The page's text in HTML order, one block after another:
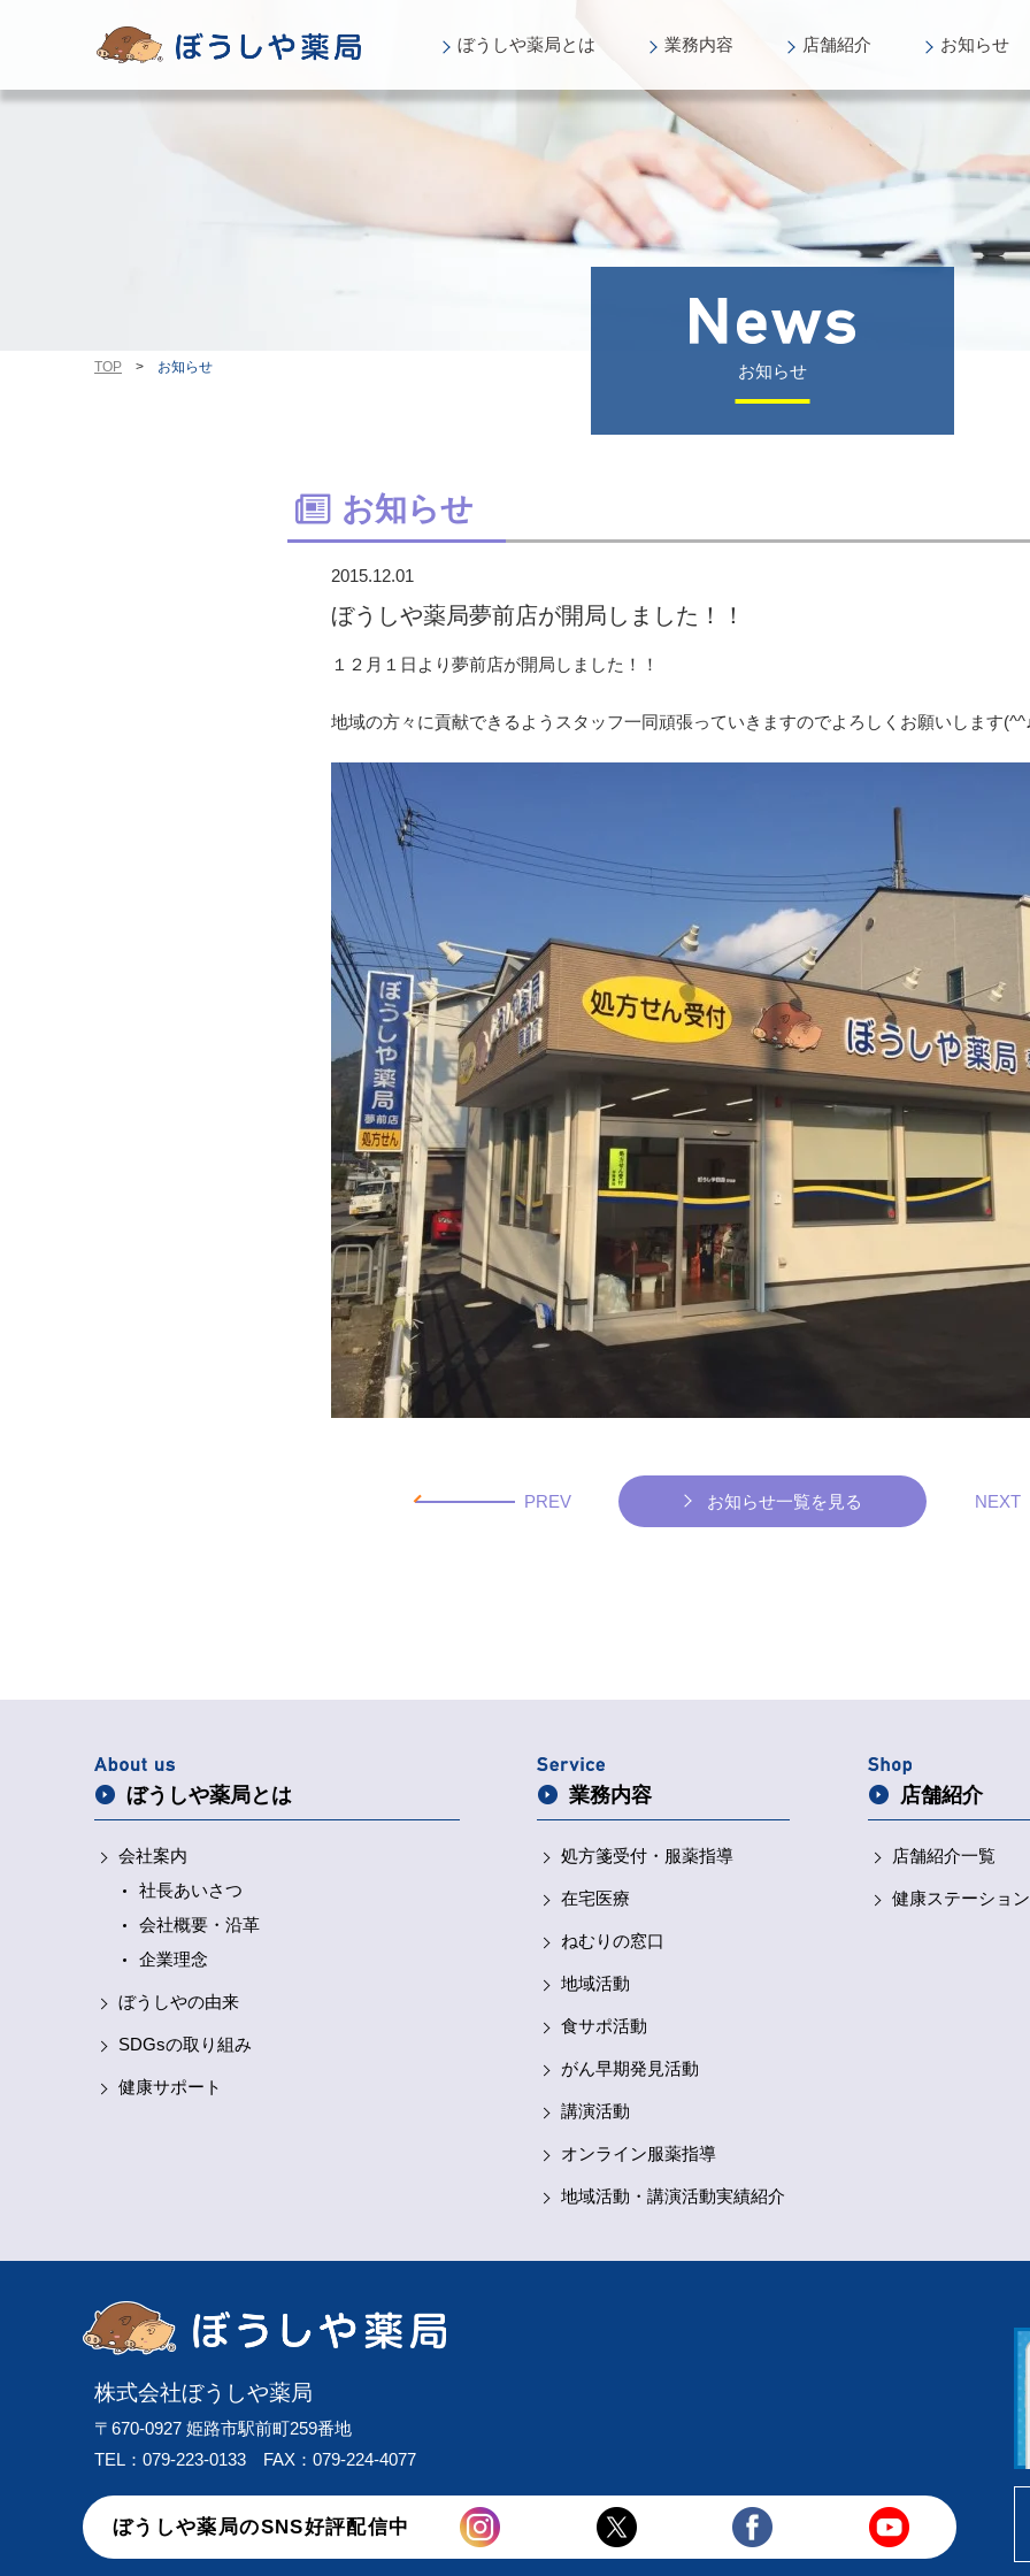
ぼうしや薬局とは 業務内容 店舗紹介 お知らせ
お知らせ
TOP > お知らせ
お知らせ
2015.12.01
ぼうしや薬局夢前店が開局しました！！
１２月１日より夢前店が開局しました！！
地域の方々に貢献できるようスタッフ一同頑張っていきますのでよろしくお願いします
PREV お知らせ一覧を見る NEXT
ぼうしや薬局とは
会社案内
社長あいさつ
会社概要・沿革
企業理念
ぼうしやの由来
SDGsの取り組み
健康サポート
業務内容
処方箋受付・ 服薬指導
在宅医療
ねむりの窓口
地域活動
食サポ活動
がん早期発見活動
講演活動
オンライン服薬指導
地域活動・講演活動実績紹介
店舗紹介
店舗紹介一覧
健康ステーション
株式会社ぼうしや薬局
〒670-0927 姫路市駅前町259番地
TEL：079-223-0133 FAX：079-224-4077
ぼうしや薬局のSNS好評配信中